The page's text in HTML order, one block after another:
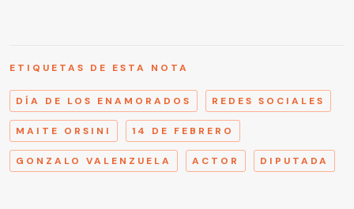
ETIQUETAS DE ESTA NOTA
DÍA DE LOS ENAMORADOS REDES SOCIALES
MAITE ORSINI 14 DE FEBRERO
GONZALO VALENZUELA ACTOR DIPUTADA